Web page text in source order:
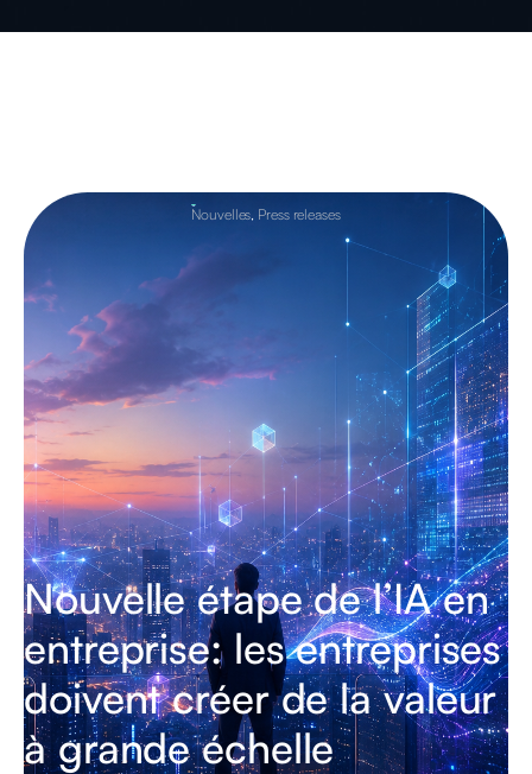
Nouvelles, Press releases
Nouvelle étape de l’IA en
entreprise: les entreprises
doivent créer de la valeur
à grande échelle